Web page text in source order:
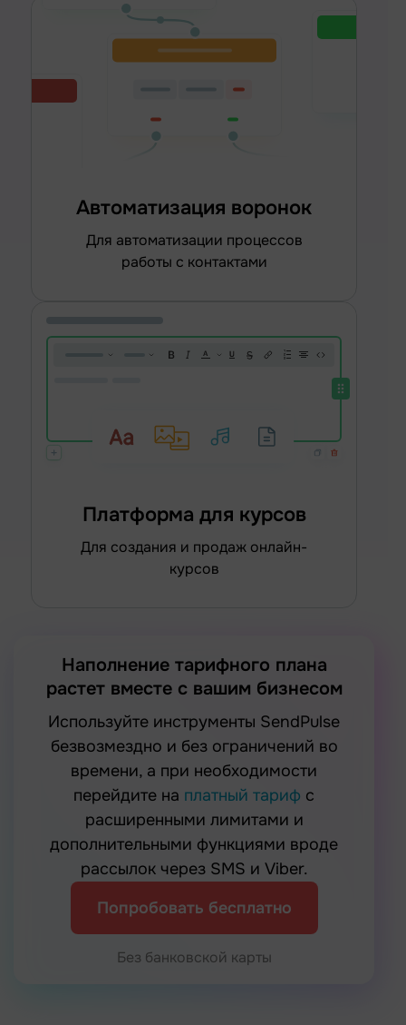
Автоматизация воронок
для автоматизации процессов
работы с контактами
Платформа для курсов
для создания и продаж онлайн-
курсов
Наполнение тарифного плана
растет вместе с вашим бизнесом
Используйте инструменты SendPulse
безвозмездно и без ограничений во
времени, а при необходимости
перейдите на платный тариф с
расширенными лимитами и
дополнительными функциями вроде
рассылок через SMS и Viber.
Попробовать бесплатно
Без банковской карты